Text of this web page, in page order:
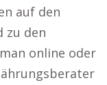
auf den
zu den
online oder